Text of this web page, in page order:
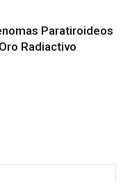
Paratiroideos
Radiactivo